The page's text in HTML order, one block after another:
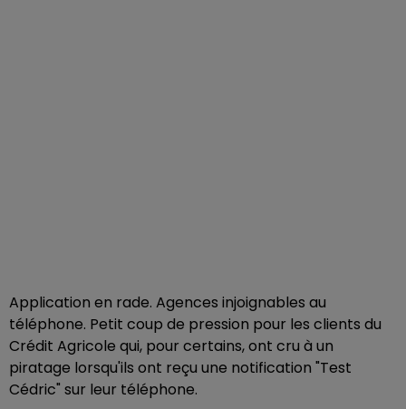
Application en rade. Agences injoignables au
téléphone. Petit coup de pression pour les clients du
Crédit Agricole qui, pour certains, ont cru à un
piratage lorsqu'ils ont reçu une notification "Test
Cédric" sur leur téléphone.